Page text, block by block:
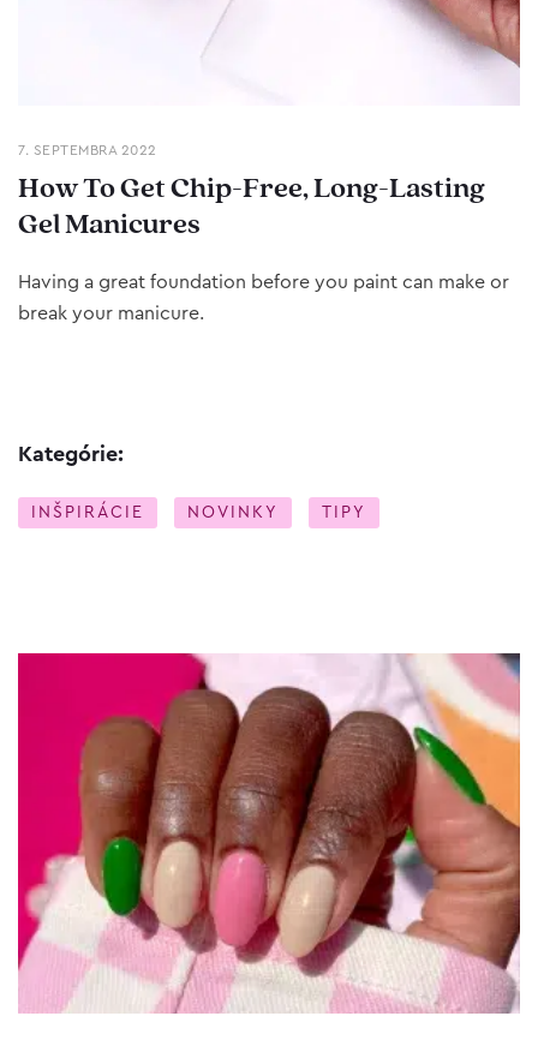
7. SEPTEMBRA 2022
How To Get Chip-Free, Long-Lasting
Gel Manicures
Having a great foundation before you paint can make or
break your manicure.
Kategórie:
INŠPIRÁCIE NOVINKY TIPY